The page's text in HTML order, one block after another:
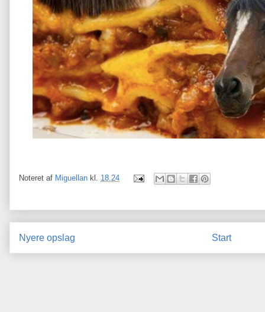
Noteret af Miguellan kl. 18.24
Nyere opslag Start